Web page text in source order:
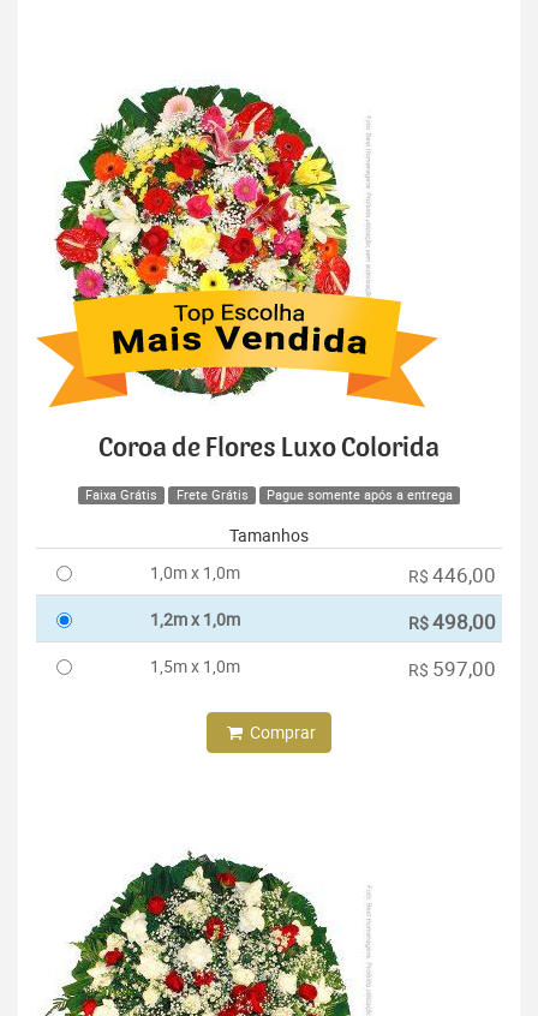
Coroa de Flores Luxo Colorida
Faixa Grátis Frete Grátis Pague somente após a entrega
Tamanhos
1,0m x 1,0m
R$ 446,00
1,2m x 1,0m R$498,00
1,5m x 1,0m R$ 597,00
Comprar